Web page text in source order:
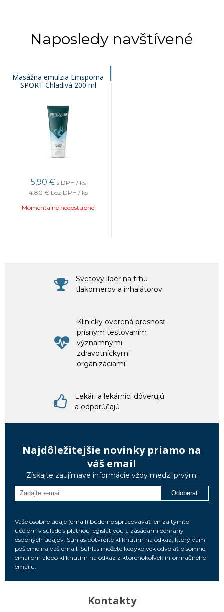
Naposledy navštívené
Masážna emulzia Emspoma
SPORT Chladivá 200 ml
5,90 € s DPH / ks
4,80 € bez DPH / ks
Momentálne nedostupné
Svetový líder na trhu
tlakomerov a inhalátorov
Klinicky overená presnosť
prísnym testovaním
významnými
zdravotníckymi
organizáciami
Lekári a lekárnici dôverujú
a odporúčajú
Najdôležitejšie novinky priamo na
váš email
Získajte zaujímavé informácie vždy medzi prvými
Odoberať
Vaše osobné údaje (email) budeme spracovávať len za týmto
účelom v súlade s platnou legislatívou a zásadami ochrany
osobných údajov. Súhlas potvrdíte kliknutím na odkaz, ktorý vám
pošleme na váš email. Súhlas môžete kedykoľvek odvolať písomne,
emailom alebo kliknutím na odkaz z ktoréhokoľvek informačného
emailu.
Kontakty